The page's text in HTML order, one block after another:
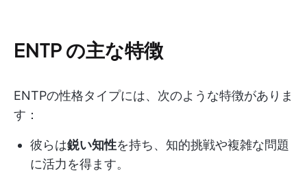
ENTP の主な特徴
ENTPの性格タイプには、次のような特徴がありま
す：
彼らは鋭い知性を持ち、知的挑戦や複雑な問題
に活力を得ます。